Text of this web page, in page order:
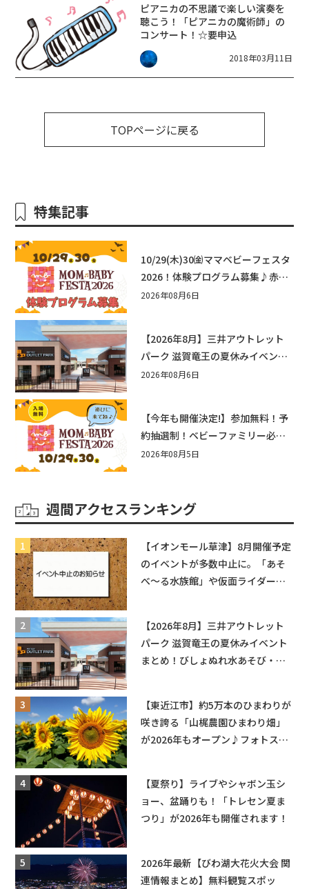
ピアニカの不思議で楽しい演奏を
聴こう！「ピアニカの魔術師」の
コンサート！☆要申込
2018年03月11日
TOPページに戻る
特集記事
10/29(木)30㈮ママベビーフェスタ
2026！体験プログラム募集♪赤ち
ゃん向けイベントに出演しません
2026年08月6日
【2026年8月】三井アウトレット
パーク 滋賀竜王の夏休みイベント
まとめ！びしょぬれ水あそび・激
2026年08月6日
【今年も開催決定!】参加無料！予
約抽選制！ベビーファミリー必見
☆入場無料☆10/29(木)30(金)ママ
2026年08月5日
週間アクセスランキング
【イオンモール草津】8月開催予定
のイベントが多数中止に。「あそ
べ〜る水族館」や仮面ライダーシ
【2026年8月】三井アウトレット
パーク 滋賀竜王の夏休みイベント
まとめ！びしょぬれ水あそび・激
【東近江市】約5万本のひまわりが
咲き誇る「山梶農園ひまわり畑」
が2026年もオープン♪フォトスポ
【夏祭り】ライブやシャボン玉シ
ョー、盆踊りも！「トレセン夏ま
つり」が2026年も開催されます！
2026年最新【びわ湖大花火大会 関
連情報まとめ】無料観覧スポッ